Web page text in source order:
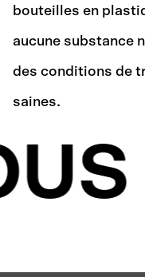
bouteilles en
aucune substance
des conditions de
saines.